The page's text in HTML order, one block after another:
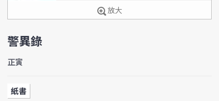
放大
警異錄
正寅
紙書